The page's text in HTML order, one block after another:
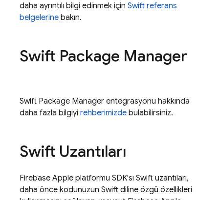
daha ayrıntılı bilgi edinmek için Swift referans
belgelerine bakın.
Swift Package Manager
Swift Package Manager entegrasyonu hakkında
daha fazla bilgiyi rehberimizde bulabilirsiniz.
Swift Uzantıları
Firebase Apple platformu SDK'sı Swift uzantıları,
daha önce kodunuzun Swift diline özgü özellikleri